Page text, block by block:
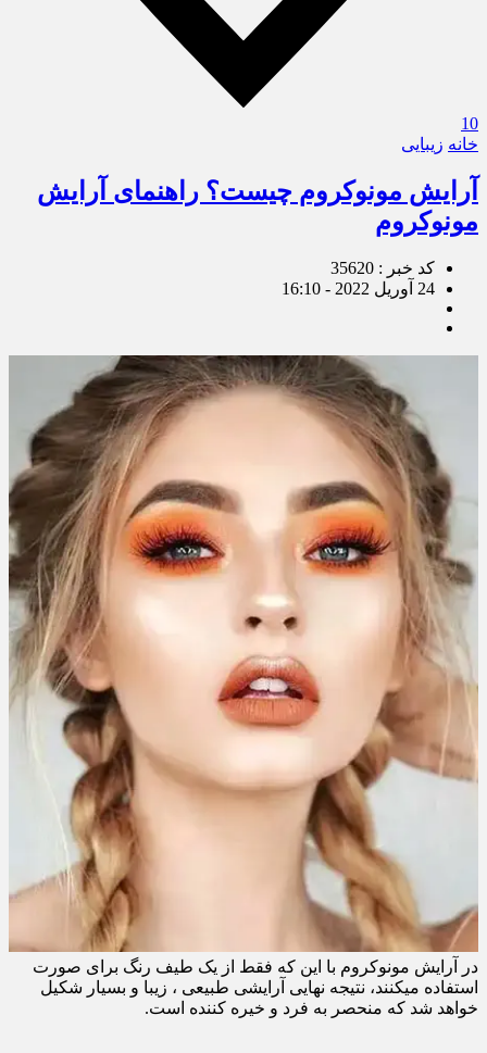
10
خانه زیبایی
آرایش مونوکروم چیست؟ راهنمای آرایش
مونوکروم
کد خبر : 35620
24 آوریل 2022 - 16:10
در آرایش مونوکروم با این که فقط از یک طیف رنگ برای صورت
استفاده میکنند، نتیجه نهایی آرایشی طبیعی ، زیبا و بسیار شکیل
خواهد شد که منحصر به فرد و خیره کننده است.